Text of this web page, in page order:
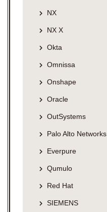
NX
NX X
Okta
Omnissa
Onshape
Oracle
OutSystems
Palo Alto Networks
Everpure
Qumulo
Red Hat
SIEMENS